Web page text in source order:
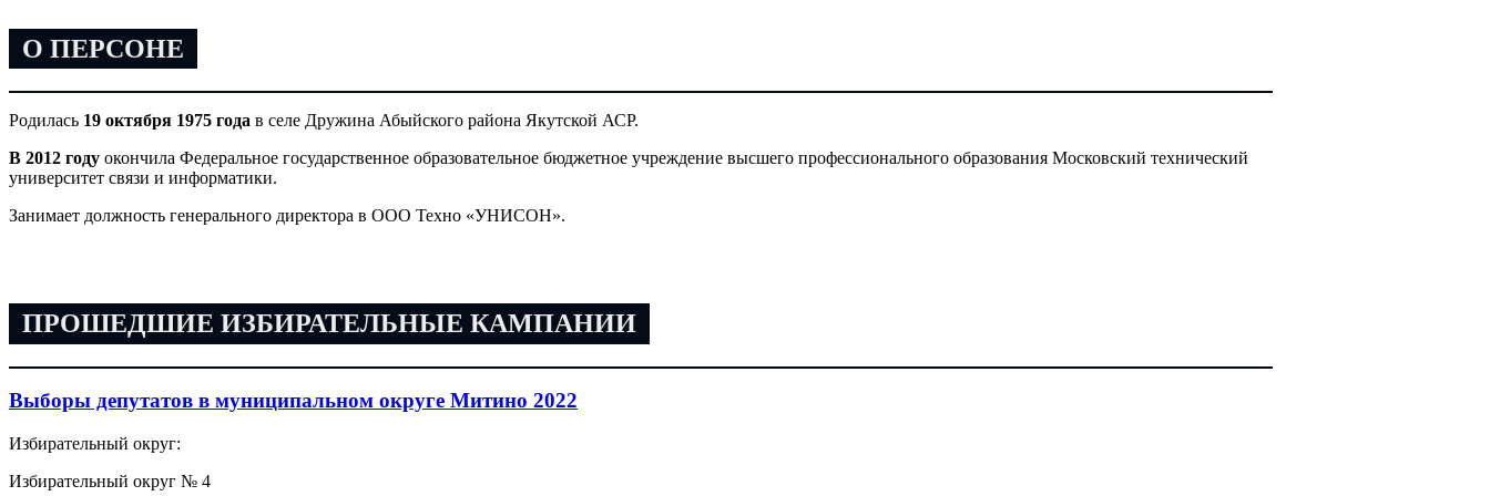
О ПЕРСОНЕ
Родилась 19 октября 1975 года в селе Дружина Абыйского района Якутской АСР.
В 2012 году окончила Федеральное государственное образовательное бюджетное учреждение высшего профессионального образования Московский технический
университет связи и информатики.
Занимает должность генерального директора в ООО Техно «УНИСОН».
ПРОШЕДШИЕ ИЗБИРАТЕЛЬНЫЕ КАМПАНИИ
Выборы депутатов в муниципальном округе Митино 2022
Избирательный округ:
Избирательный округ № 4